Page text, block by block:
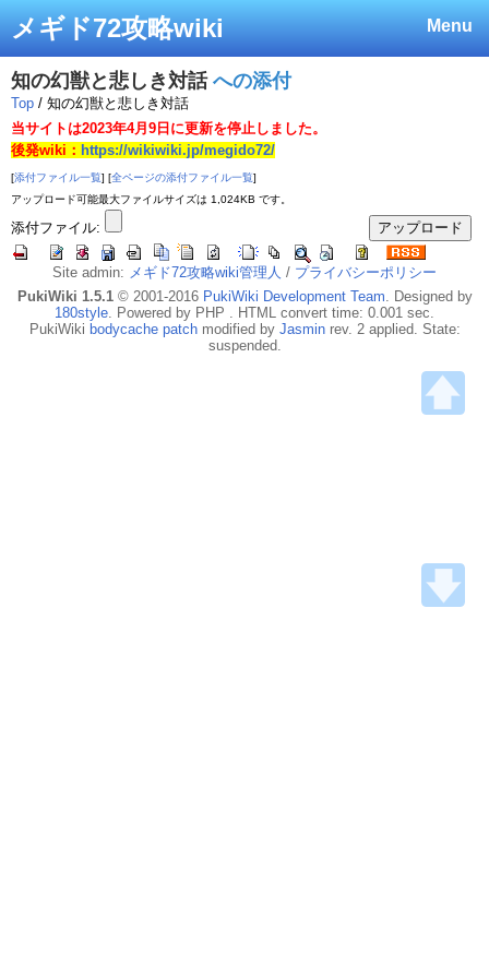
Menu
メギド72攻略wiki
知の幻獣と悲しき対話への添付
Top / 知の幻獣と悲しき対話
当サイトは2023年4月9日に更新を停止しました。
後発wiki： https://wikiwiki.jp/megido72/
[添付ファイル一覧] [全ページの添付ファイル一覧]
アップロード可能最大ファイルサイズは 1,024KB です。
添付ファイル:
Site admin: メギド72攻略wiki管理人 / プライバシーポリシー
PukiWiki 1.5.1© 2001-2016 PukiWiki Development Team. Designed by
180style. Powered by PHP . HTML convert time: 0.001 sec.
PukiWiki bodycache patchmodified by Jasminrev. 2 applied. State:
suspended.